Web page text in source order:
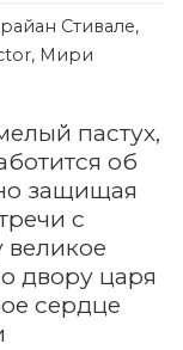
Стивале,
Мири
пастух,
об
защищая
с
двору царя
сердце